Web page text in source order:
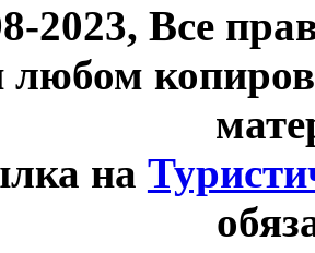
2023, Все
на